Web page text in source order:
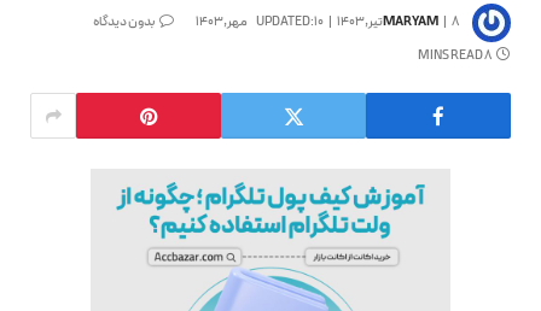
MARYAM 8تیر,1403 UPDATED:10مهر,1403
بدون دیدگاه
8 MINS READ